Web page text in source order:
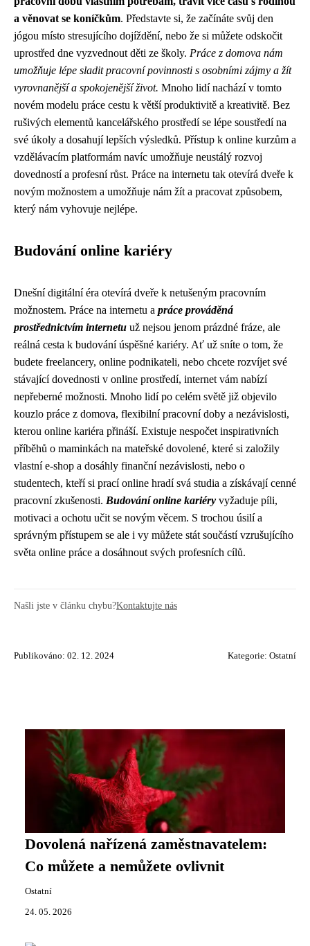
a věnovat se koníčkům. Představte si, že začínáte svůj den
jógou místo stresujícího dojíždění, nebo že si můžete odskočit
uprostřed dne vyzvednout děti ze školy. Práce z domova nám
umožňuje lépe sladit pracovní povinnosti s osobními zájmy a žít
vyrovnanější a spokojenější život. Mnoho lidí nachází v tomto
novém modelu práce cestu k větší produktivitě a kreativitě. Bez
rušivých elementů kancelářského prostředí se lépe soustředí na
své úkoly a dosahují lepších výsledků. Přístup k online kurzům a
vzdělávacím platformám navíc umožňuje neustálý rozvoj
dovedností a profesní růst. Práce na internetu tak otevírá dveře k
novým možnostem a umožňuje nám žít a pracovat způsobem,
který nám vyhovuje nejlépe.
Budování online kariéry
Dnešní digitální éra otevírá dveře k netušeným pracovním
možnostem. Práce na internetu a práce prováděná
prostřednictvím internetu už nejsou jenom prázdné fráze, ale
reálná cesta k budování úspěšné kariéry. Ať už sníte o tom, že
budete freelancery, online podnikateli, nebo chcete rozvíjet své
stávající dovednosti v online prostředí, internet vám nabízí
nepřeberné možnosti. Mnoho lidí po celém světě již objevilo
kouzlo práce z domova, flexibilní pracovní doby a nezávislosti,
kterou online kariéra přináší. Existuje nespočet inspirativních
příběhů o maminkách na mateřské dovolené, které si založily
vlastní e-shop a dosáhly finanční nezávislosti, nebo o
studentech, kteří si prací online hradí svá studia a získávají cenné
pracovní zkušenosti. Budování online kariéry vyžaduje píli,
motivaci a ochotu učit se novým věcem. S trochou úsilí a
správným přístupem se ale i vy můžete stát součástí vzrušujícího
světa online práce a dosáhnout svých profesních cílů.
Našli jste v článku chybu?Kontaktujte nás
Publikováno: 02. 12. 2024 Kategorie: Ostatní
Dovolená nařízená zaměstnavatelem:
Co můžete a nemůžete ovlivnit
Ostatní
24. 05. 2026